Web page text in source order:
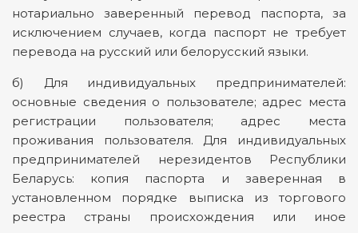
нотариально заверенный перевод паспорта, за
исключением случаев, когда паспорт не требует
перевода на русский или белорусский языки.
б) Для индивидуальных предпринимателей:
основные сведения о пользователе; адрес места
регистрации пользователя; адрес места
проживания пользователя. Для индивидуальных
предпринимателей нерезидентов Республики
Беларусь: копия паспорта и заверенная в
установленном порядке выписка из торгового
реестра страны происхождения или иное